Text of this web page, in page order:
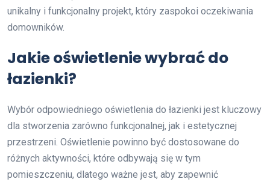
unikalny i funkcjonalny projekt, który zaspokoi oczekiwania
domowników.
Jakie oświetlenie wybrać do
łazienki?
Wybór odpowiedniego oświetlenia do łazienki jest kluczowy
dla stworzenia zarówno funkcjonalnej, jak i estetycznej
przestrzeni. Oświetlenie powinno być dostosowane do
różnych aktywności, które odbywają się w tym
pomieszczeniu, dlatego ważne jest, aby zapewnić